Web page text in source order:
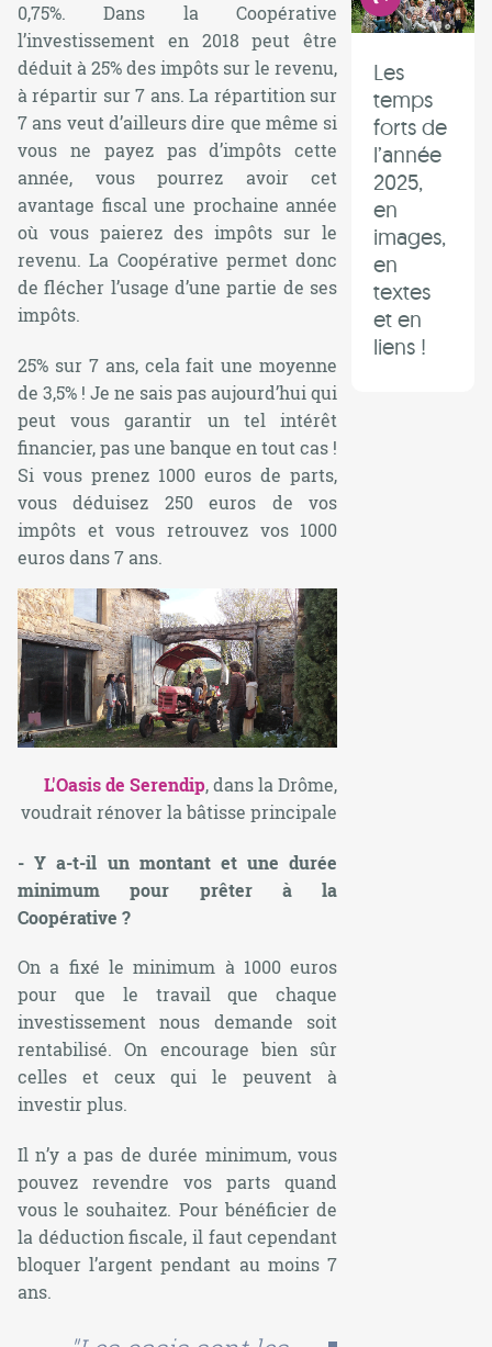
0,75%. Dans la Coopérative
l’investissement en 2018 peut être
déduit à 25% des impôts sur le revenu,
à répartir sur 7 ans. La répartition sur
7 ans veut d’ailleurs dire que même si
vous ne payez pas d’impôts cette
année, vous pourrez avoir cet
avantage fiscal une prochaine année
où vous paierez des impôts sur le
revenu. La Coopérative permet donc
de flécher l’usage d’une partie de ses
impôts.
25% sur 7 ans, cela fait une moyenne
de 3,5% ! Je ne sais pas aujourd’hui qui
peut vous garantir un tel intérêt
financier, pas une banque en tout cas !
Si vous prenez 1000 euros de parts,
vous déduisez 250 euros de vos
impôts et vous retrouvez vos 1000
euros dans 7 ans.
L'Oasis de Serendip, dans la Drôme,
voudrait rénover la bâtisse principale
- Y a-t-il un montant et une durée
minimum pour prêter à la
Coopérative ?
On a fixé le minimum à 1000 euros
pour que le travail que chaque
investissement nous demande soit
rentabilisé. On encourage bien sûr
celles et ceux qui le peuvent à
investir plus.
Il n’y a pas de durée minimum, vous
pouvez revendre vos parts quand
vous le souhaitez. Pour bénéficier de
la déduction fiscale, il faut cependant
bloquer l’argent pendant au moins 7
ans.
Les
temps
forts de
l’année
2025,
en
images,
en
textes
et en
liens !